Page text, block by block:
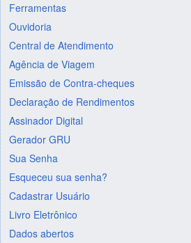
Ferramentas
Ouvidoria
Central de Atendimento
Agência de Viagem
Emissão de Contra-cheques
Declaração de Rendimentos
Assinador Digital
Gerador GRU
Sua Senha
Esqueceu sua senha?
Cadastrar Usuário
Livro Eletrônico
Dados abertos